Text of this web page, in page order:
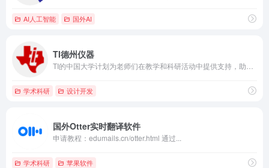
AI人工智能 国外AI
TI德州仪器
学术科研 设计开发
国外Otter实时翻译软件
申请教程：edumails.cn/otter.html 通过...
学术科研 苹果软件